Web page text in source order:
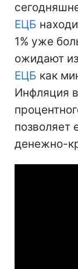
ЕЦБ
1% уже
ожидают
ЕЦБ как
Инфляция
позволяет
денежно-